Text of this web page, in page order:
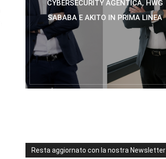
CYBERSECURITY AGENTICA, HWG
SABABA E AKITO IN PRIMA LINEA
Resta aggiornato con la nostra Newsletter